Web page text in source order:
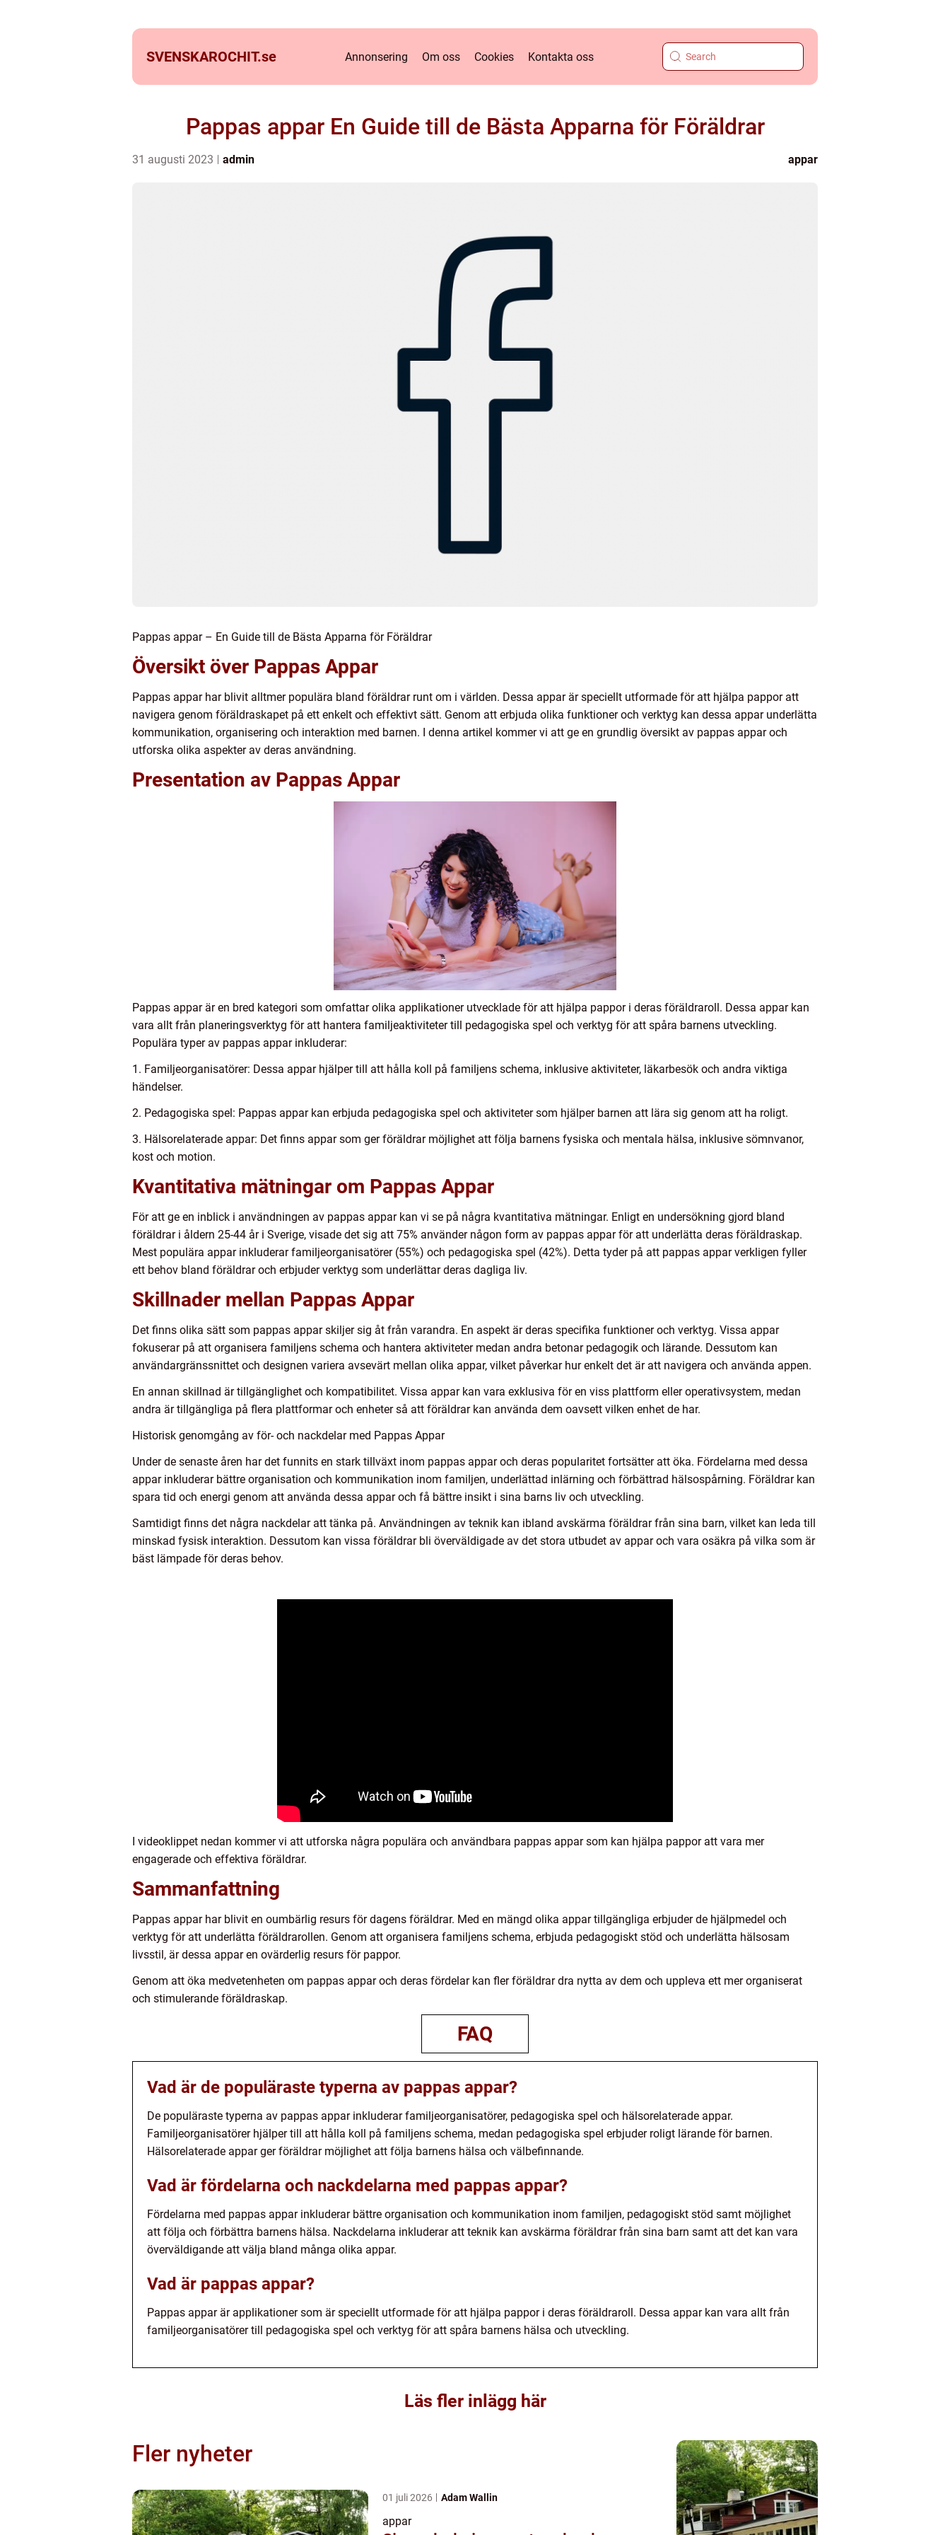
SVENSKAROCHIT.se Annonsering Om oss Cookies Kontakta oss
Pappas appar En Guide till de Bästa Apparna för Föräldrar
31 augusti 2023 admin appar
Pappas appar – En Guide till de Bästa Apparna för Föräldrar
Översikt över Pappas Appar
Pappas appar har blivit alltmer populära bland föräldrar runt om i världen. Dessa appar är speciellt utformade för att hjälpa pappor att
navigera genom föräldraskapet på ett enkelt och effektivt sätt. Genom att erbjuda olika funktioner och verktyg kan dessa appar underlätta
kommunikation, organisering och interaktion med barnen. I denna artikel kommer vi att ge en grundlig översikt av pappas appar och
utforska olika aspekter av deras användning.
Presentation av Pappas Appar
Pappas appar är en bred kategori som omfattar olika applikationer utvecklade för att hjälpa pappor i deras föräldraroll. Dessa appar kan
vara allt från planeringsverktyg för att hantera familjeaktiviteter till pedagogiska spel och verktyg för att spåra barnens utveckling.
Populära typer av pappas appar inkluderar:
1. Familjeorganisatörer: Dessa appar hjälper till att hålla koll på familjens schema, inklusive aktiviteter, läkarbesök och andra viktiga
händelser.
2. Pedagogiska spel: Pappas appar kan erbjuda pedagogiska spel och aktiviteter som hjälper barnen att lära sig genom att ha roligt.
3. Hälsorelaterade appar: Det finns appar som ger föräldrar möjlighet att följa barnens fysiska och mentala hälsa, inklusive sömnvanor,
kost och motion.
Kvantitativa mätningar om Pappas Appar
För att ge en inblick i användningen av pappas appar kan vi se på några kvantitativa mätningar. Enligt en undersökning gjord bland
föräldrar i åldern 25-44 år i Sverige, visade det sig att 75% använder någon form av pappas appar för att underlätta deras föräldraskap.
Mest populära appar inkluderar familjeorganisatörer (55%) och pedagogiska spel (42%). Detta tyder på att pappas appar verkligen fyller
ett behov bland föräldrar och erbjuder verktyg som underlättar deras dagliga liv.
Skillnader mellan Pappas Appar
Det finns olika sätt som pappas appar skiljer sig åt från varandra. En aspekt är deras specifika funktioner och verktyg. Vissa appar
fokuserar på att organisera familjens schema och hantera aktiviteter medan andra betonar pedagogik och lärande. Dessutom kan
användargränssnittet och designen variera avsevärt mellan olika appar, vilket påverkar hur enkelt det är att navigera och använda appen.
En annan skillnad är tillgänglighet och kompatibilitet. Vissa appar kan vara exklusiva för en viss plattform eller operativsystem, medan
andra är tillgängliga på flera plattformar och enheter så att föräldrar kan använda dem oavsett vilken enhet de har.
Historisk genomgång av för- och nackdelar med Pappas Appar
Under de senaste åren har det funnits en stark tillväxt inom pappas appar och deras popularitet fortsätter att öka. Fördelarna med dessa
appar inkluderar bättre organisation och kommunikation inom familjen, underlättad inlärning och förbättrad hälsospårning. Föräldrar kan
spara tid och energi genom att använda dessa appar och få bättre insikt i sina barns liv och utveckling.
Samtidigt finns det några nackdelar att tänka på. Användningen av teknik kan ibland avskärma föräldrar från sina barn, vilket kan leda till
minskad fysisk interaktion. Dessutom kan vissa föräldrar bli överväldigade av det stora utbudet av appar och vara osäkra på vilka som är
bäst lämpade för deras behov.
I videoklippet nedan kommer vi att utforska några populära och användbara pappas appar som kan hjälpa pappor att vara mer
engagerade och effektiva föräldrar.
Sammanfattning
Pappas appar har blivit en oumbärlig resurs för dagens föräldrar. Med en mängd olika appar tillgängliga erbjuder de hjälpmedel och
verktyg för att underlätta föräldrarollen. Genom att organisera familjens schema, erbjuda pedagogiskt stöd och underlätta hälsosam
livsstil, är dessa appar en ovärderlig resurs för pappor.
Genom att öka medvetenheten om pappas appar och deras fördelar kan fler föräldrar dra nytta av dem och uppleva ett mer organiserat
och stimulerande föräldraskap.
FAQ
Vad är de populäraste typerna av pappas appar?
De populäraste typerna av pappas appar inkluderar familjeorganisatörer, pedagogiska spel och hälsorelaterade appar.
Familjeorganisatörer hjälper till att hålla koll på familjens schema, medan pedagogiska spel erbjuder roligt lärande för barnen.
Hälsorelaterade appar ger föräldrar möjlighet att följa barnens hälsa och välbefinnande.
Vad är fördelarna och nackdelarna med pappas appar?
Fördelarna med pappas appar inkluderar bättre organisation och kommunikation inom familjen, pedagogiskt stöd samt möjlighet
att följa och förbättra barnens hälsa. Nackdelarna inkluderar att teknik kan avskärma föräldrar från sina barn samt att det kan vara
överväldigande att välja bland många olika appar.
Vad är pappas appar?
Pappas appar är applikationer som är speciellt utformade för att hjälpa pappor i deras föräldraroll. Dessa appar kan vara allt från
familjeorganisatörer till pedagogiska spel och verktyg för att spåra barnens hälsa och utveckling.
Läs fler inlägg här
Fler nyheter
01 juli 2026 Adam Wallin
appar